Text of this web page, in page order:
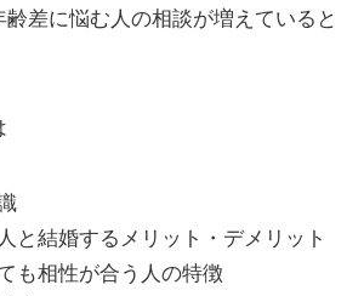
差に悩む人の相談が増えていると
と結婚するメリット・デメリット
も相性が合う人の特徴